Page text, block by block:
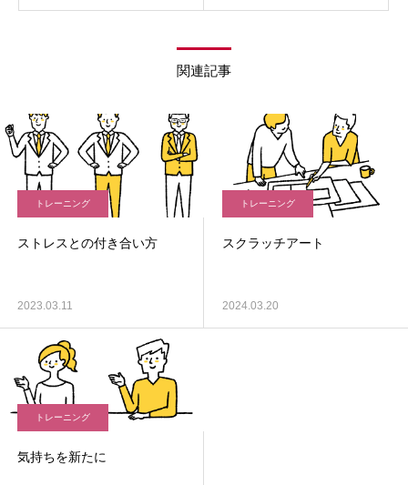
関連記事
トレーニング
ストレスとの付き合い方
2023.03.11
トレーニング
スクラッチアート
2024.03.20
トレーニング
気持ちを新たに